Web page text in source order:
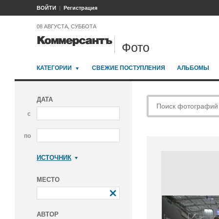
ВОЙТИ Регистрация
08 АВГУСТА, СУББОТА
Фото
КАТЕГОРИИ СВЕЖИЕ ПОСТУПЛЕНИЯ АЛЬБОМЫ
ДАТА
с
по
ИСТОЧНИК
МЕСТО
АВТОР